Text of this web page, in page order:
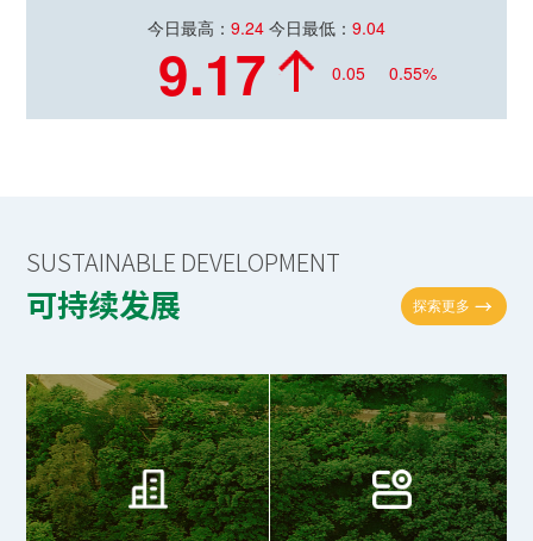
今日最高： 9.24 今日最低： 9.04
9.17 0.05 0.55%
SUSTAINABLE DEVELOPMENT
可持续发展 探索更多 